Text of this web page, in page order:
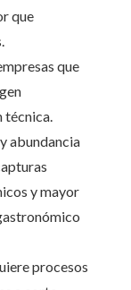
que
que
técnica.
abundancia
y mayor
procesos